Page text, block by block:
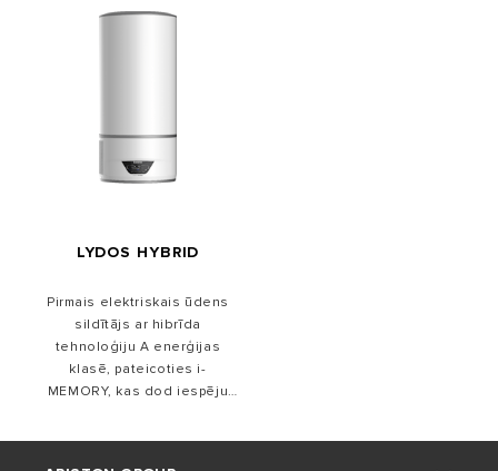
LYDOS HYBRID
Pirmais elektriskais ūdens
sildītājs ar hibrīda
tehnoloģiju A enerģijas
klasē, pateicoties i-
MEMORY, kas dod iespēju